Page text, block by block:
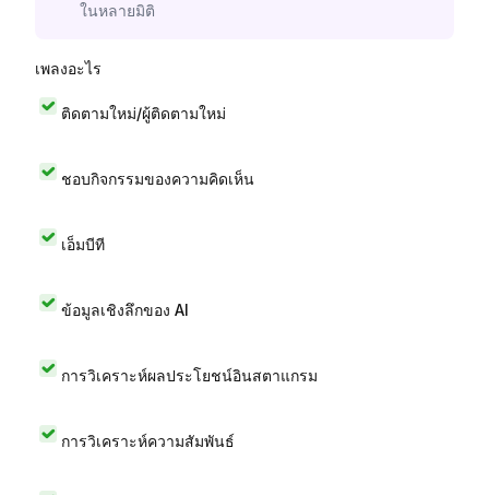
ในหลายมิติ
เพลงอะไร
ติดตามใหม่/ผู้ติดตามใหม่
ชอบกิจกรรมของความคิดเห็น
เอ็มบีที
ข้อมูลเชิงลึกของ AI
การวิเคราะห์ผลประโยชน์อินสตาแกรม
การวิเคราะห์ความสัมพันธ์